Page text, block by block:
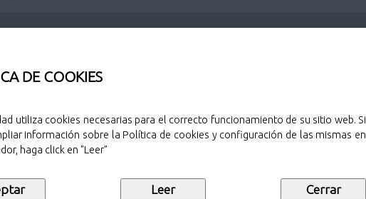
DE COOKIES
utiliza cookies necesarias para el correcto funcionamiento de su sitio web. Si
información sobre la Política de cookies y configuración de las mismas en
haga click en "Leer"
actividad y/o apertura
Información